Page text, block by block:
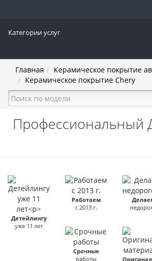
Категории услуг
Главная
Керамическое покрытие
Керамическое покрытие Chery
Профессиональный
Детейлингу
уже 11 лет
Работаем
с 2013 г.
Срочные
работы